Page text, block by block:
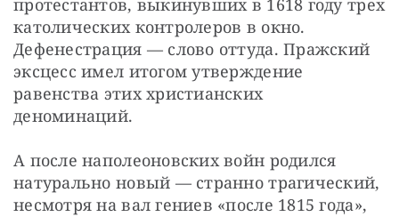
католических контролеров в окно.
Дефенестрация — слово оттуда. Пражский
эксцесс имел итогом утверждение
равенства этих христианских
деноминаций.
А после наполеоновских войн родился
натурально новый — странно трагический,
несмотря на вал гениев «после 1815 года»,